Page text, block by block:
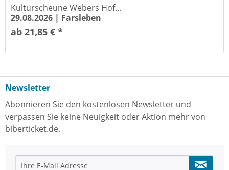
Kulturscheune Webers Hof...
29.08.2026 | Farsleben
ab 21,85 € *
Newsletter
Abonnieren Sie den kostenlosen Newsletter und
verpassen Sie keine Neuigkeit oder Aktion mehr von
biberticket.de.